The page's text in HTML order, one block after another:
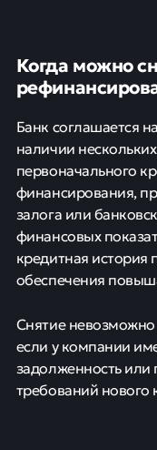
Когда можно
Банк соглашается
наличии
первоначального
финансирования,
залога или
финансовых
кредитная история
обеспечения
Снятие
если у компании
задолженность или
требований нового